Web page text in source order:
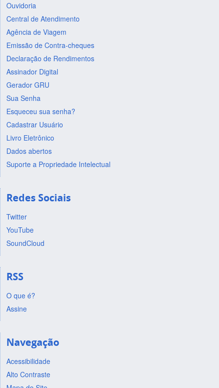
Ouvidoria
Central de Atendimento
Agência de Viagem
Emissão de Contra-cheques
Declaração de Rendimentos
Assinador Digital
Gerador GRU
Sua Senha
Esqueceu sua senha?
Cadastrar Usuário
Livro Eletrônico
Dados abertos
Suporte a Propriedade Intelectual
Redes Sociais
Twitter
YouTube
SoundCloud
RSS
O que é?
Assine
Navegação
Acessibilidade
Alto Contraste